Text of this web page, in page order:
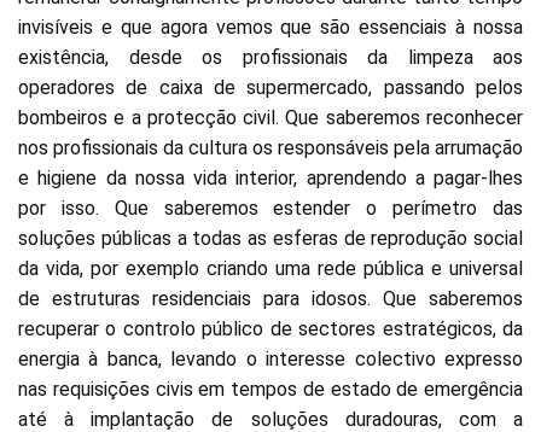
invisíveis e que agora vemos que são essenciais à nossa
existência, desde os profissionais da limpeza aos
operadores de caixa de supermercado, passando pelos
bombeiros e a protecção civil. Que saberemos reconhecer
nos profissionais da cultura os responsáveis pela arrumação
e higiene da nossa vida interior, aprendendo a pagar-lhes
por isso. Que saberemos estender o perímetro das
soluções públicas a todas as esferas de reprodução social
da vida, por exemplo criando uma rede pública e universal
de estruturas residenciais para idosos. Que saberemos
recuperar o controlo público de sectores estratégicos, da
energia à banca, levando o interesse colectivo expresso
nas requisições civis em tempos de estado de emergência
até à implantação de soluções duradouras, com a